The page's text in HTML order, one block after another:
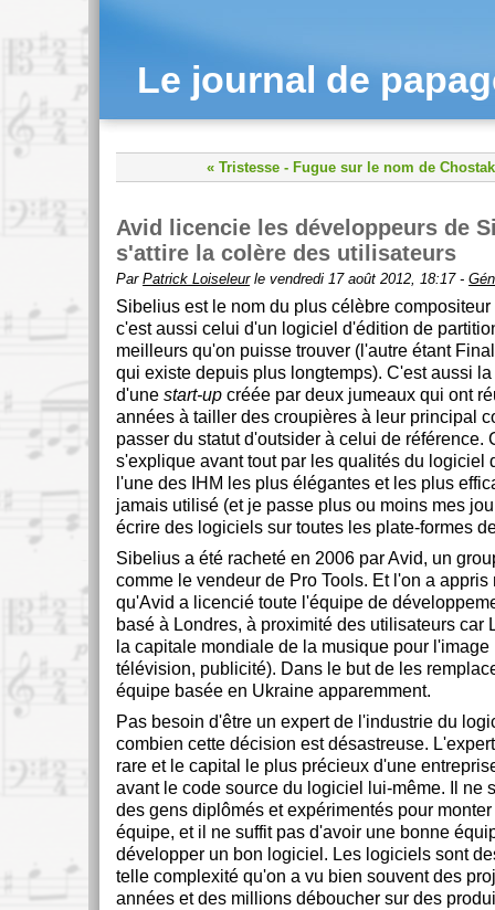
Le journal de
« Tristesse - Fugue sur le nom de
Avid licencie les développeurs de
s'attire la colère des utilisateurs
Par Patrick Loiseleurle vendredi 17 août 2012, 18:17 -
Sibelius est le nom du plus célèbre
c'est aussi celui d'un logiciel d'édition de
meilleurs qu'on puisse trouver (l'autre étant
qui existe depuis plus longtemps). C'est aussi la
d'une start-up créée par deux jumeaux qui ont
années à tailler des croupières à leur principal
passer du statut d'outsider à celui de référence.
s'explique avant tout par les qualités du logiciel
l'une des IHM les plus élégantes et les plus
jamais utilisé (et je passe plus ou moins mes
écrire des logiciels sur toutes les plate-formes
Sibelius a été racheté en 2006 par Avid, un
comme le vendeur de Pro Tools. Et l'on a appris
qu'Avid a licencié toute l'équipe de
basé à Londres, à proximité des utilisateurs car
la capitale mondiale de la musique pour l'image
télévision, publicité). Dans le but de les
équipe basée en Ukraine apparemment.
Pas besoin d'être un expert de l'industrie du
combien cette décision est désastreuse.
rare et le capital le plus précieux d'une
avant le code source du logiciel lui-même. Il ne
des gens diplômés et expérimentés pour
équipe, et il ne suffit pas d'avoir une bonne
développer un bon logiciel. Les logiciels sont
telle complexité qu'on a vu bien souvent des
années et des millions déboucher sur des